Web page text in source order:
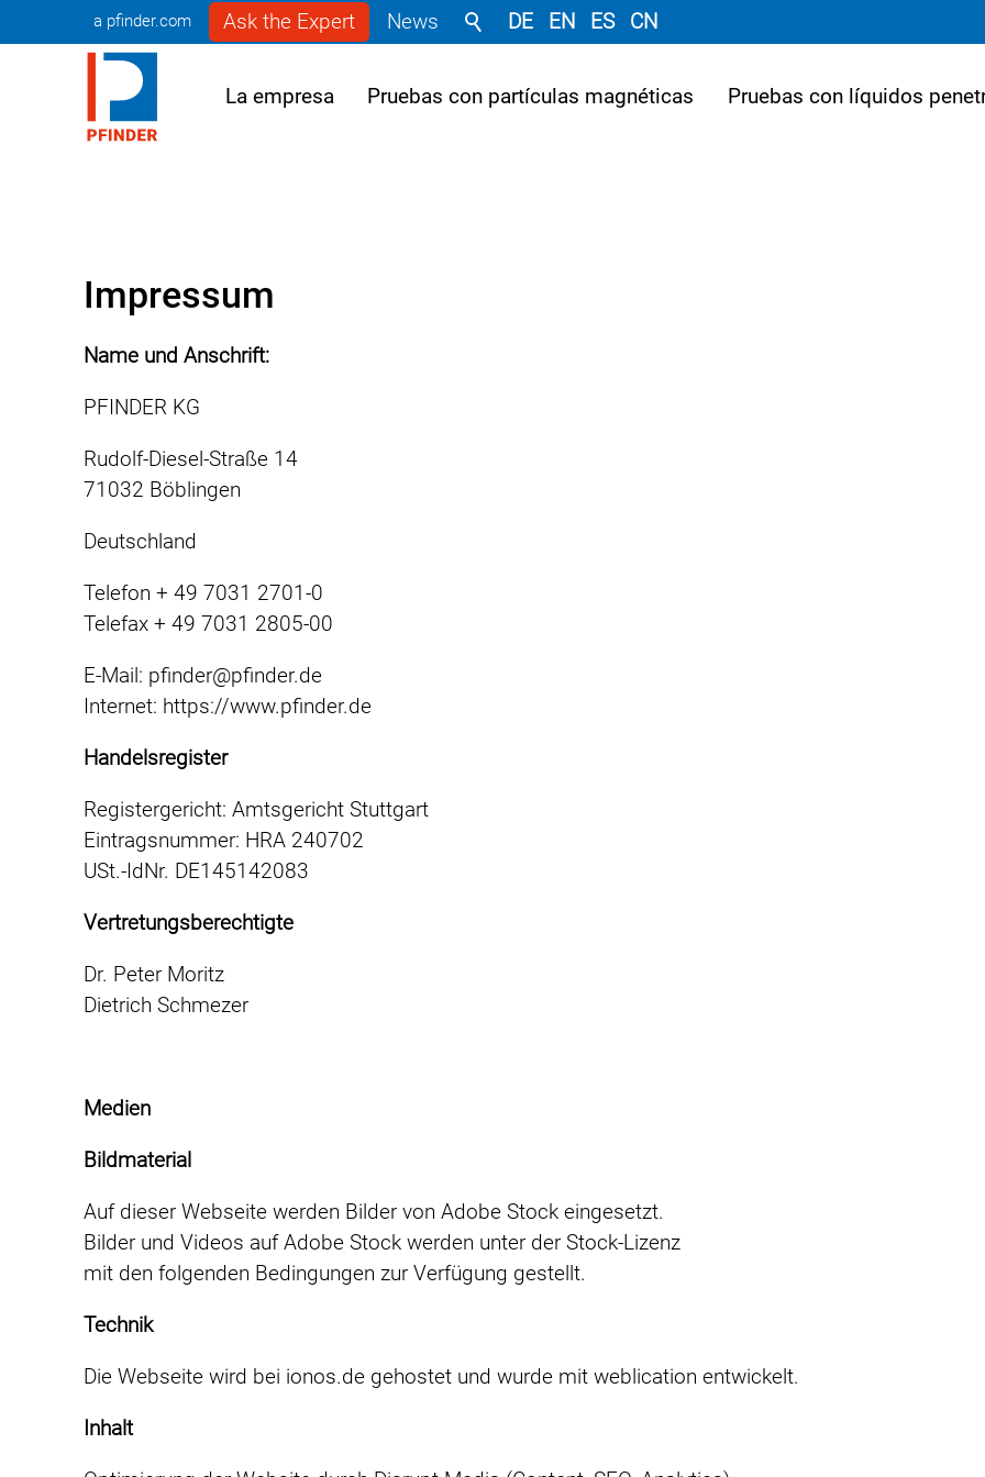
a pfinder.com Ask the Expert News DE EN ES CN
La empresa Pruebas con partículas magnéticas Pruebas con líquidos
Impressum
Name und Anschrift:
PFINDER KG
Rudolf-Diesel-Straße 14
71032 Böblingen
Deutschland
Telefon + 49 7031 2701-0
Telefax + 49 7031 2805-00
E-Mail: pfinder@pfinder.de
Internet: https://www.pfinder.de
Handelsregister
Registergericht: Amtsgericht Stuttgart
Eintragsnummer: HRA 240702
USt.-IdNr. DE145142083
Vertretungsberechtigte
Dr. Peter Moritz
Dietrich Schmezer
Medien
Bildmaterial
Auf dieser Webseite werden Bilder von Adobe Stock eingesetzt.
Bilder und Videos auf Adobe Stock werden unter der Stock-Lizenz
mit den folgenden Bedingungen zur Verfügung gestellt.
Technik
Die Webseite wird bei ionos.de gehostet und wurde mit weblication entwickelt.
Inhalt